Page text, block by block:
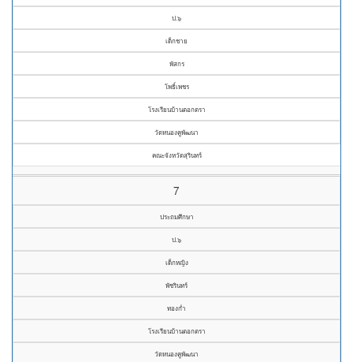
ป.๖
เด็กชาย
พัสกร
โพธิ์เพชร
โรงเรียนบ้านตอกตรา
วัดหนองคูพัฒนา
คณะจังหวัดสุรินทร์
7
ประถมศึกษา
ป.๖
เด็กหญิง
พัชรินทร์
ทองก่ำ
โรงเรียนบ้านตอกตรา
วัดหนองคูพัฒนา